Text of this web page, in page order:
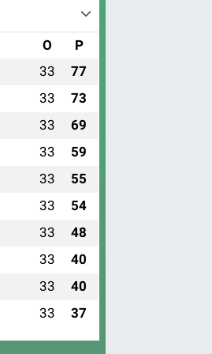
O P
33 77
33 73
33 69
33 59
33 55
33 54
33 48
33 40
33 40
33 37